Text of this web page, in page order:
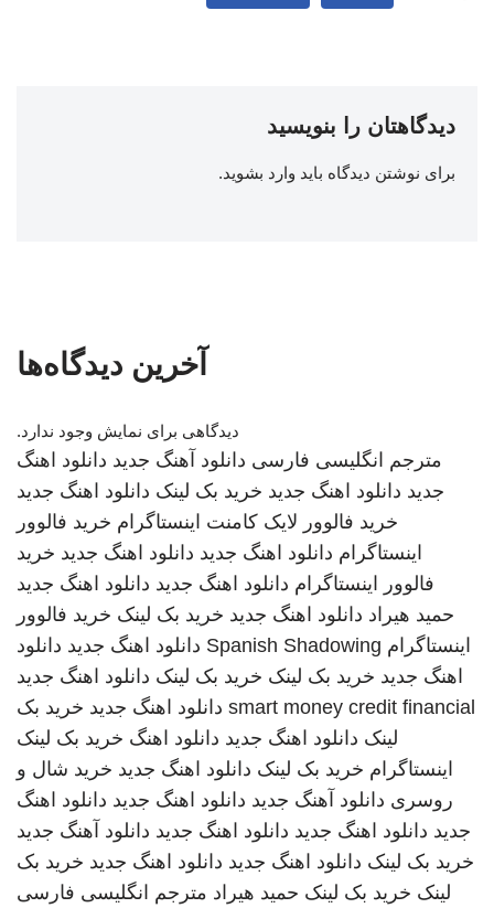
دیدگاهتان را بنویسید
برای نوشتن دیدگاه باید وارد بشوید.
آخرین دیدگاه‌ها
دیدگاهی برای نمایش وجود ندارد.
مترجم انگلیسی فارسی دانلود آهنگ جدید دانلود اهنگ
جدید دانلود اهنگ جدید خرید بک لینک دانلود اهنگ جدید
خرید فالوور لایک کامنت اینستاگرام خرید فالوور
اینستاگرام دانلود اهنگ جدید دانلود اهنگ جدید خرید
فالوور اینستاگرام دانلود اهنگ جدید دانلود اهنگ جدید
حمید هیراد دانلود اهنگ جدید خرید بک لینک خرید فالوور
اینستاگرام Spanish Shadowing دانلود اهنگ جدید دانلود
اهنگ جدید خرید بک لینک خرید بک لینک دانلود اهنگ جدید
smart money credit financial دانلود اهنگ جدید خرید بک
لینک دانلود اهنگ جدید دانلود اهنگ خرید بک لینک
اینستاگرام خرید بک لینک دانلود اهنگ جدید خرید شال و
روسری دانلود آهنگ جدید دانلود اهنگ جدید دانلود اهنگ
جدید دانلود اهنگ جدید دانلود اهنگ جدید دانلود آهنگ جدید
خرید بک لینک دانلود اهنگ جدید دانلود اهنگ جدید خرید بک
لینک خرید بک لینک حمید هیراد مترجم انگلیسی فارسی